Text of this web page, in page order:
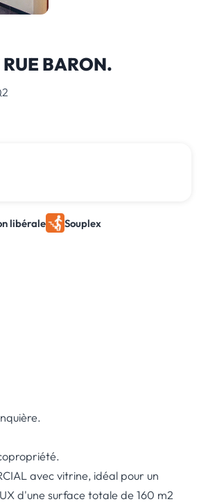
BARON.
libérale Souplex
avec vitrine, idéal pour un
d'une surface totale de 160 m2